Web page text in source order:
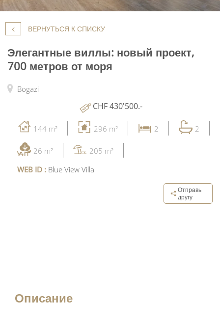
ВЕРНУТЬСЯ К СПИСКУ
Элегантные виллы: новый проект,
700 метров от моря
Bogazi
CHF 430'500.-
144 m² 296 m² 2 2
26 m²
205 m²
WEB ID : Blue View Villa
Отправь
другу
Описание